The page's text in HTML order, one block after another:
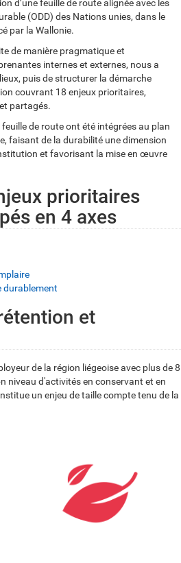
d’une feuille de route alignée avec les
(ODD) des Nations unies, dans le
par la Wallonie.
de manière pragmatique et
internes et externes, nous a
puis de structurer la démarche
couvrant 18 enjeux prioritaires,
partagés.
de route ont été intégrées au plan
faisant de la durabilité une dimension
et favorisant la mise en œuvre
prioritaires
en 4 axes
durablement
et
de la région liégeoise avec plus de 8
niveau d'activités en conservant et en
un enjeu de taille compte tenu de la